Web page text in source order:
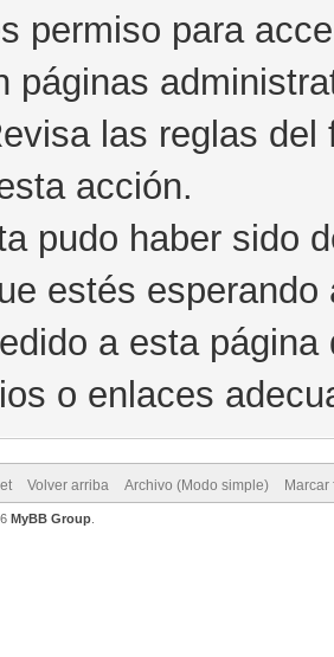
permiso para
páginas
las reglas
acción.
pudo haber sido
estés esperando
a esta
o enlaces
Volver arriba Archivo (Modo simple)
MyBB Group